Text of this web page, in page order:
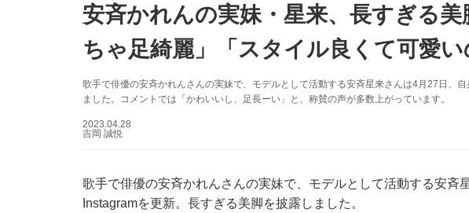
安斉かれんの実妹・星来、長すぎる美
ちゃ足綺麗」「スタイル良くて可愛い
歌手で俳優の安斉かれんさんの実妹で、モデルとして活動する安斉星来さんは4月27日、
ました。コメントでは「かわいいし、足長ーい」と、称賛の声が多数上がっています。
2023.04.28
吉岡 誠悦
歌手で俳優の安斉かれんさんの実妹で、モデルとして活動する安斉
Instagramを更新。長すぎる美脚を披露しました。